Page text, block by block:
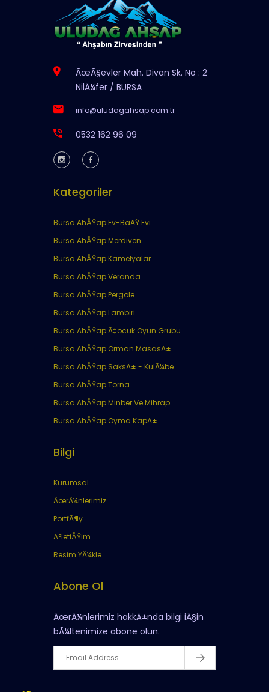
ÃœÃ§evler Mah. Divan Sk. No : 2
NilÃ¼fer / BURSA
info@uludagahsap.com.tr
0532 162 96 09
Kategoriler
Bursa AhÅŸap Ev-BaÄŸ Evi
Bursa AhÅŸap Merdiven
Bursa AhÅŸap Kamelyalar
Bursa AhÅŸap Veranda
Bursa AhÅŸap Pergole
Bursa AhÅŸap Lambiri
Bursa AhÅŸap Ã‡ocuk Oyun Grubu
Bursa AhÅŸap Orman MasasÄ±
Bursa AhÅŸap SaksÄ± - KulÃ¼be
Bursa AhÅŸap Torna
Bursa AhÅŸap Minber Ve Mihrap
Bursa AhÅŸap Oyma KapÄ±
Bilgi
Kurumsal
ÃœrÃ¼nlerimiz
PortfÃ¶y
Ä°letiÅŸim
Resim YÃ¼kle
Abone Ol
ÃœrÃ¼nlerimiz hakkÄ±nda bilgi iÃ§in
bÃ¼ltenimize abone olun.